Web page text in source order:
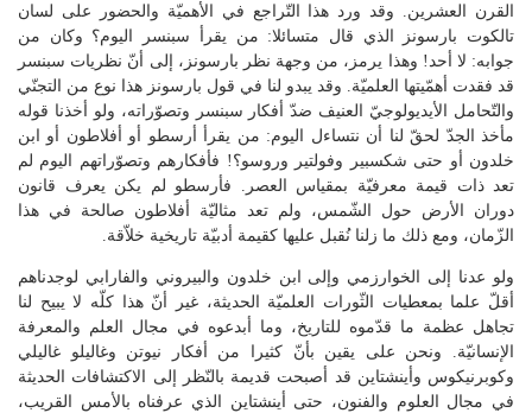
القرن العشرين. وقد ورد هذا التّراجع في الأهميّة والحضور على لسان
تالكوت بارسونز الذي قال متسائلا: من يقرأ سبنسر اليوم؟ وكان من
جوابه: لا أحد! وهذا يرمز، من وجهة نظر بارسونز، إلى أنّ نظريات سبنسر
قد فقدت أهمّيتها العلميّة. وقد يبدو لنا في قول بارسونز هذا نوع من التجنّي
والتّحامل الأيديولوجيّ العنيف ضدّ أفكار سبنسر وتصوّراته، ولو أخذنا قوله
مأخذ الجدّ لحقّ لنا أن نتساءل اليوم: من يقرأ أرسطو أو أفلاطون أو ابن
خلدون أو حتى شكسبير وفولتير وروسو؟! فأفكارهم وتصوّراتهم اليوم لم
تعد ذات قيمة معرفيّة بمقياس العصر. فأرسطو لم يكن يعرف قانون
دوران الأرض حول الشّمس، ولم تعد مثاليّة أفلاطون صالحة في هذا
الزّمان، ومع ذلك ما زلنا نُقبل عليها كقيمة أدبيّة تاريخية خلاّقة.
ولو عدنا إلى الخوارزمي وإلى ابن خلدون والبيروني والفارابي لوجدناهم
أقلّ علما بمعطيات الثّورات العلميّة الحديثة، غير أنّ هذا كلّه لا يبيح لنا
تجاهل عظمة ما قدّموه للتاريخ، وما أبدعوه في مجال العلم والمعرفة
الإنسانيّة. ونحن على يقين بأنّ كثيرا من أفكار نيوتن وغاليلو غاليلي
وكوبرنيكوس وأينشتاين قد أصبحت قديمة بالنّظر إلى الاكتشافات الحديثة
في مجال العلوم والفنون، حتى أينشتاين الذي عرفناه بالأمس القريب،